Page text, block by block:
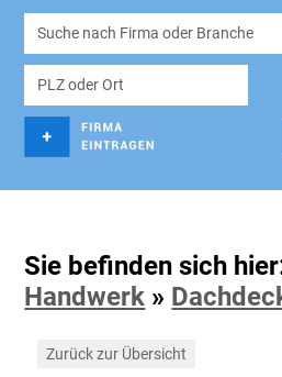
Sie befinden sich
Handwerk »
Zurück zur Übersicht